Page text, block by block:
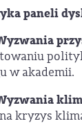
paneli
w akademii.
kryzys